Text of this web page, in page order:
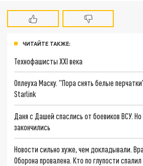
ЧИТАЙТЕ ТАКЖЕ:
Технофашисты XXI века
Оплеуха Маску. "Пора снять белые
Starlink
Даня с Дашей спаслись от боевиков ВСУ.
закончились
Новости сильно хуже, чем докладывали.
Оборона провалена. Кто по глупости